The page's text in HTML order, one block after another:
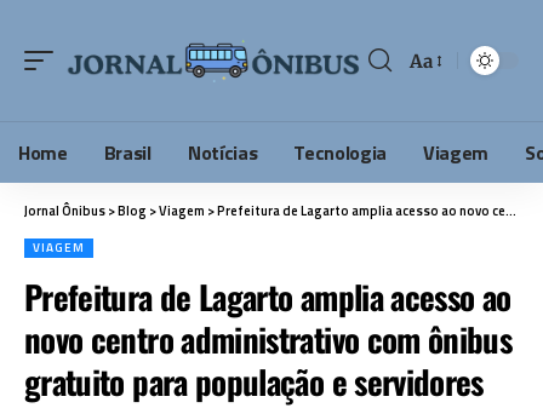
Aa
Home Brasil Notícias Tecnologia Viagem
Jornal Ônibus>Blog >Viagem >Prefeitura de Lagarto amplia acesso ao novo centro administrativo com ônibus gratuito para população e servidores
VIAGEM
Prefeitura de Lagarto amplia acesso ao
novo centro administrativo com ônibus
gratuito para população e servidores